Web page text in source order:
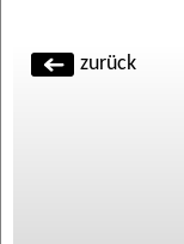
zurück